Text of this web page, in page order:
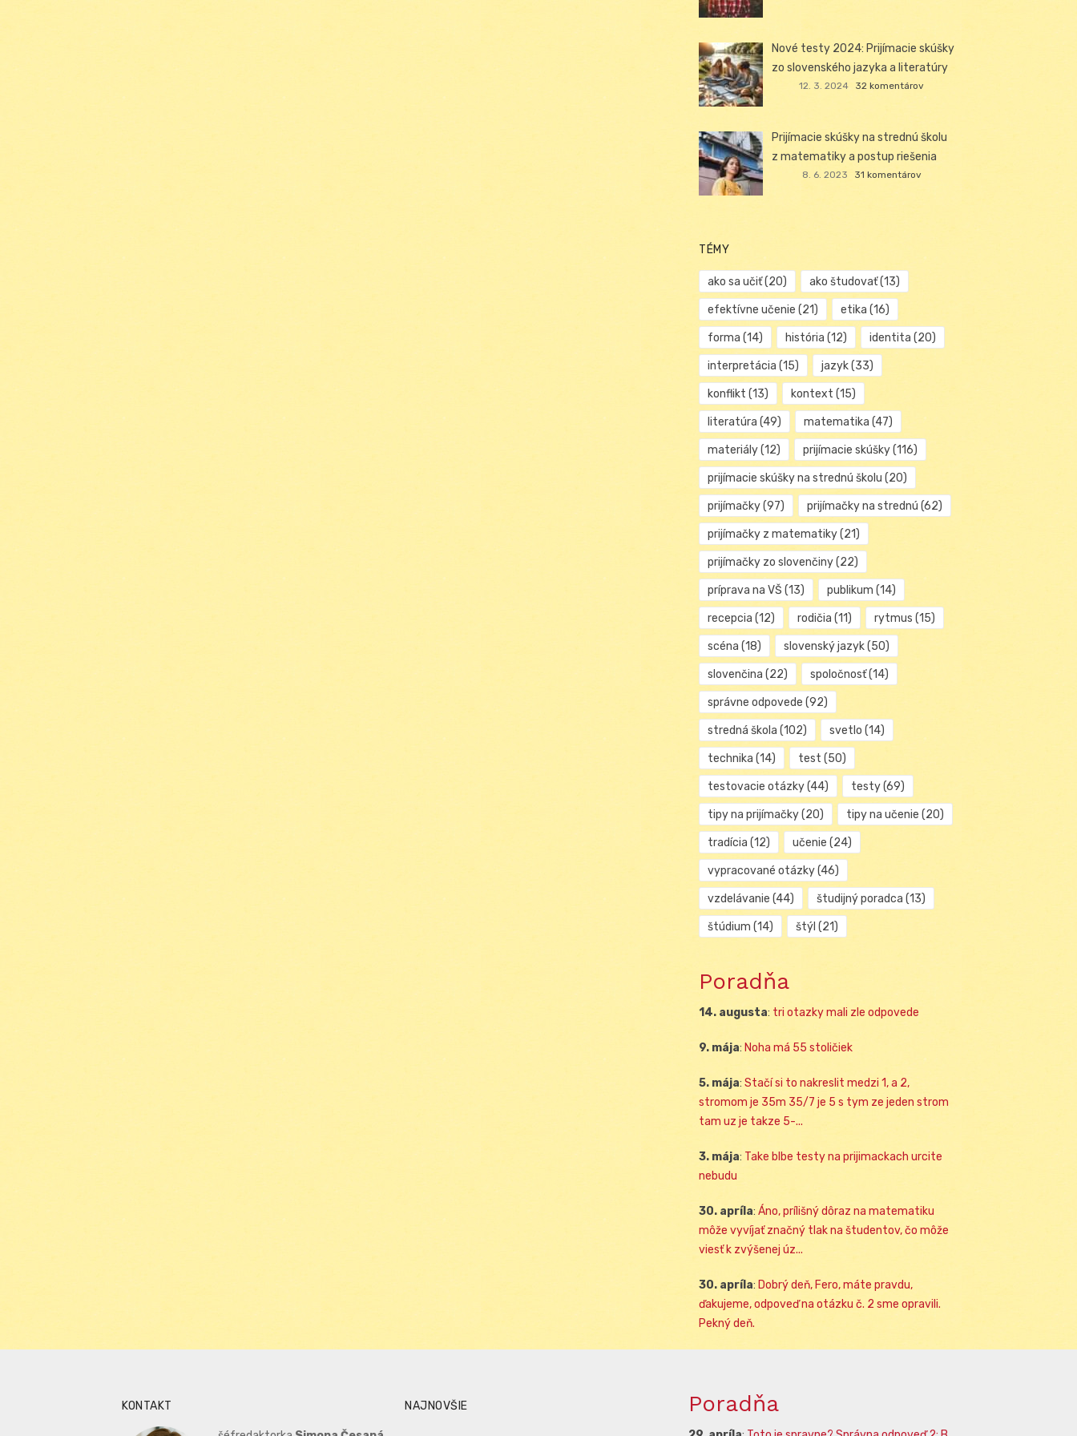
Nové testy 2024: Prijímacie skúšky
zo slovenského jazyka a literatúry
12. 3. 2024 32 komentárov
Prijímacie skúšky na strednú školu
z matematiky a postup riešenia
8. 6. 2023 31 komentárov
TÉMY
ako sa učiť(20) ako študovať(13)
efektívne učenie (21) etika (16)
forma (14) história (12) identita (20)
interpretácia (15) jazyk(33)
konflikt (13) kontext (15)
literatúra (49) matematika (47)
materiály(12) prijímacie skúšky(116)
prijímacie skúšky na strednú školu (20)
prijímačky(97) prijímačky na strednú (62)
prijímačky z matematiky(21)
prijímačky zo slovenčiny(22)
príprava na VŠ (13) publikum (14)
recepcia (12) rodičia (11) rytmus (15)
scéna (18) slovenský jazyk(50)
slovenčina (22) spoločnosť(14)
správne odpovede (92)
stredná škola (102) svetlo (14)
technika (14) test (50)
testovacie otázky(44) testy(69)
tipy na prijímačky(20) tipy na učenie (20)
tradícia (12) učenie (24)
vypracované otázky(46)
vzdelávanie (44) študijný poradca (13)
štúdium (14) štýl (21)
Poradňa
14. augusta: tri otazky mali zle odpovede
9. mája: Noha má 55 stoličiek
5. mája: Stačí si to nakreslit medzi 1, a 2,
stromom je 35m 35/7 je 5 s tym ze jeden strom
tam uz je takze 5-...
3. mája: Take blbe testy na prijimackach urcite
nebudu
30. apríla: Áno, prílišný dôraz na matematiku
môže vyvíjať značný tlak na študentov, čo môže
viesť k zvýšenej úz...
30. apríla: Dobrý deň, Fero, máte pravdu,
ďakujeme, odpoveď na otázku č. 2 sme opravili.
Pekný deň.
KONTAKT NAJNOVŠIE Poradňa